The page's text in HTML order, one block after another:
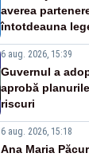
averea
întotdeauna
6 aug. 2026, 15:39
Guvernul a
aprobă
riscuri
6 aug. 2026, 15:18
Ana Maria